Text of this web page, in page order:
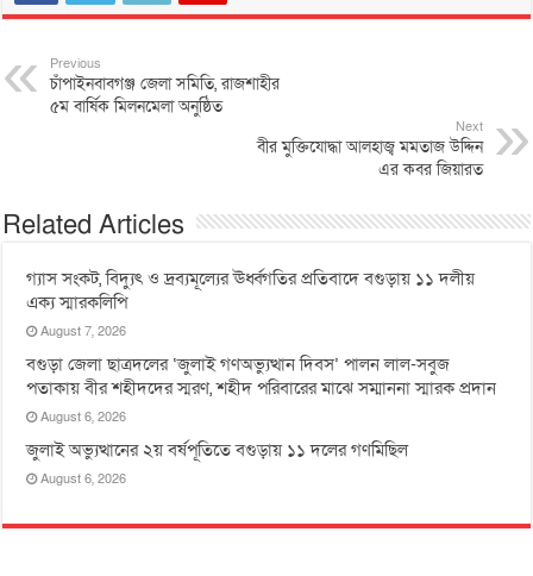
Previous
চাঁপাইনবাবগঞ্জ জেলা সমিতি, রাজশাহীর
৫ম বার্ষিক মিলনমেলা অনুষ্ঠিত
Next
বীর মুক্তিযোদ্ধা আলহাজ্ব মমতাজ উদ্দিন
এর কবর জিয়ারত
Related Articles
গ্যাস সংকট, বিদ্যুৎ ও দ্রব্যমূল্যের ঊর্ধ্বগতির প্রতিবাদে বগুড়ায় ১১ দলীয়
এক্য স্মারকলিপি
August 7, 2026
বগুড়া জেলা ছাত্রদলের ‘জুলাই গণঅভ্যুত্থান দিবস’ পালন লাল-সবুজ
পতাকায় বীর শহীদদের স্মরণ, শহীদ পরিবারের মাঝে সম্মাননা স্মারক প্রদান
August 6, 2026
জুলাই অভ্যুত্থানের ২য় বর্ষপূতিতে বগুড়ায় ১১ দলের গণমিছিল
August 6, 2026